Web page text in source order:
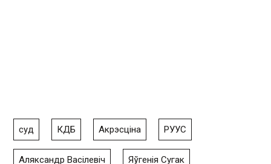
суд КДБ Акрэсціна РУУС
Аляксандр Васілевіч Яўгенія Сугак